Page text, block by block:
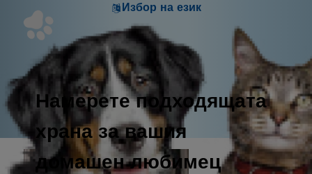
Избор на език
Намерете подходящата
храна за вашия
домашен любимец